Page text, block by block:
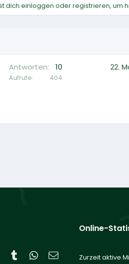
dich einloggen oder registrieren, um
Antworten 10
Aufrufe 404
22.
Pinterest
Tumblr WhatsApp
E-Mail
Online-
Zurzeit aktive